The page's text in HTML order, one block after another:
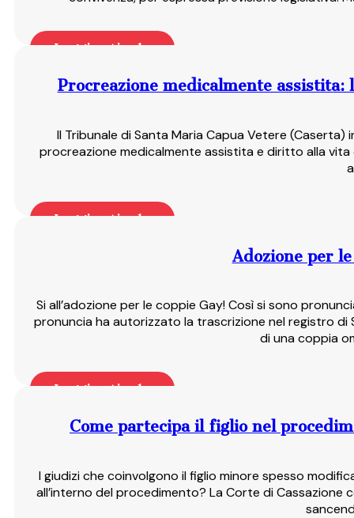
Leggi articolo
Procreazione medicalmente assistita:
Il Tribunale di Santa Maria Capua Vetere
procreazione medicalmente assistita e diritto alla vita
Leggi articolo
Adozione per
Si all’adozione per le coppie Gay! Così si sono
pronuncia ha autorizzato la trascrizione nel registro di
di una coppia
Leggi articolo
Come partecipa il figlio nel
I giudizi che coinvolgono il figlio minore spesso
all’interno del procedimento? La Corte di Cassazione